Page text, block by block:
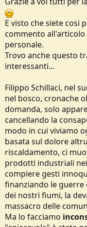
E visto che siete cosi
commento all'articolo
personale.
Trovo anche questo
interessanti...
Filippo Schillaci, nel
nel bosco, cronache
domanda, solo
cancellando la
modo in cui viviamo
basata sul dolore
riscaldamento, ci
prodotti industriali
compiere gesti
finanziando le
dei nostri fiumi, la
massacro delle
Ma lo facciamo